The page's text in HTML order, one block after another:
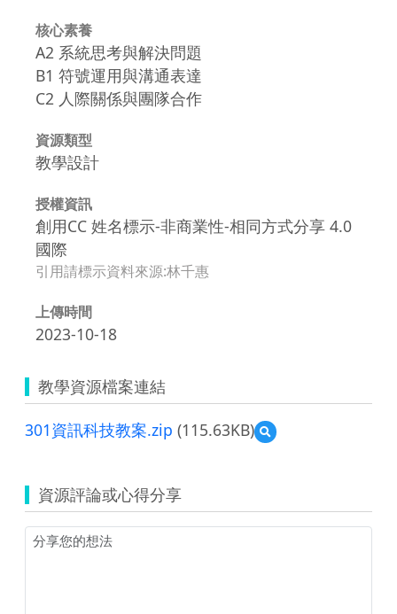
核心素養
A2 系統思考與解決問題
B1 符號運用與溝通表達
C2 人際關係與團隊合作
資源類型
教學設計
授權資訊
創用CC 姓名標示-非商業性-相同方式分享 4.0
國際
引用請標示資料來源:林千惠
上傳時間
2023-10-18
教學資源檔案連結
301資訊科技教案.zip (115.63KB)
預
覽
科
技
資源評論或心得分享